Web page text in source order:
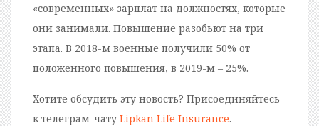
«современных» зарплат на должностях, которые
они занимали. Повышение разобьют на три
этапа. В 2018-м военные получили 50% от
положенного повышения, в 2019-м – 25%.
Хотите обсудить эту новость? Присоединяйтесь
к телеграм-чату Lipkan Life Insurance.